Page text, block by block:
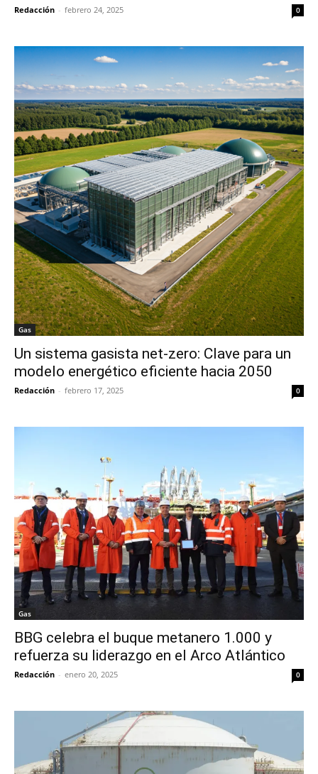
Redacción - febrero 24, 2025 0
Gas
Un sistema gasista net-zero: Clave para un
modelo energético eficiente hacia 2050
Redacción - febrero 17, 2025 0
Gas
BBG celebra el buque metanero 1.000 y
refuerza su liderazgo en el Arco Atlántico
Redacción - enero 20, 2025 0